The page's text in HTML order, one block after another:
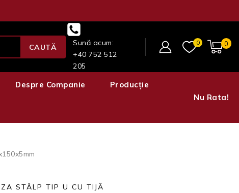
CAUTĂ
Sună acum:
+40 752 512
205
0 0
Despre Companie Producție
Nu Rata!
STÂLP TIP U CU TIJĂ